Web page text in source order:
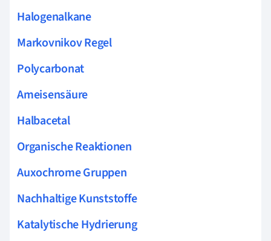
Halogenalkane
Markovnikov Regel
Polycarbonat
Ameisensäure
Halbacetal
Organische Reaktionen
Auxochrome Gruppen
Nachhaltige Kunststoffe
Katalytische Hydrierung